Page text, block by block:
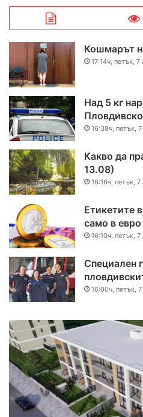
Кошмарът
17:14ч, петък, 7
Над 5 кг
16:38ч, петък,
Какво да
13.08)
16:16ч, петък, 7
Етикетите
само в евро
16:10ч, петък, 7
Специален
16:00ч, петък,